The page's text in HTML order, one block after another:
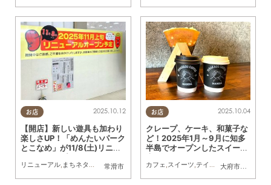
お店
常滑市
2025.10.12
【開店】新しい遊具も加わり
楽しさUP！「めんたいパーク
とこなめ」が11/8(土)リニュ
リニューアル, まちネタ ,親子
お店
大府市
,東浦町
2025.10.04
クレープ、ケーキ、和菓子な
ど！2025年1月～9月に知多
半島でオープンしたスイーツ
カフェ,スイーツ,テイクアウト ,キッチン